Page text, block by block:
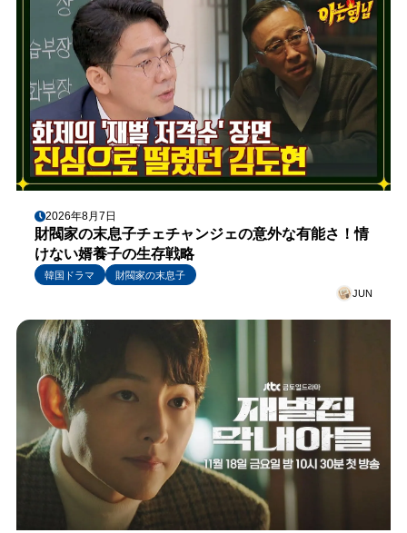
2026年8月7日
財閥家の末息子チェチャンジェの意外な有能さ！情
けない婿養子の生存戦略
韓国ドラマ
財閥家の末息子
JUN